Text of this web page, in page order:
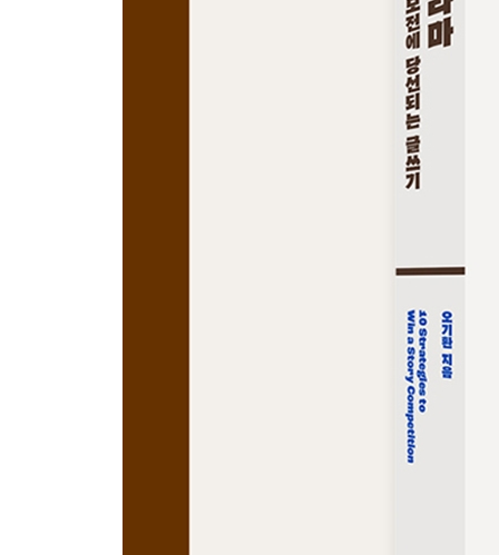
세 문장으로 스토리 설명하기 / 판타지 쓰기 / 나의